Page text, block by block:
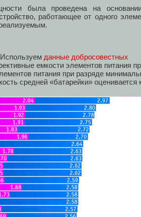
была проведена на
работающее от одного
данные добросовестных
емкости элементов питания
питания при разряде
средней «батарейки» оценивается